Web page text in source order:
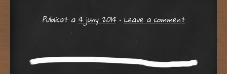
Publicat a4 juny 2014 •Leave a comment